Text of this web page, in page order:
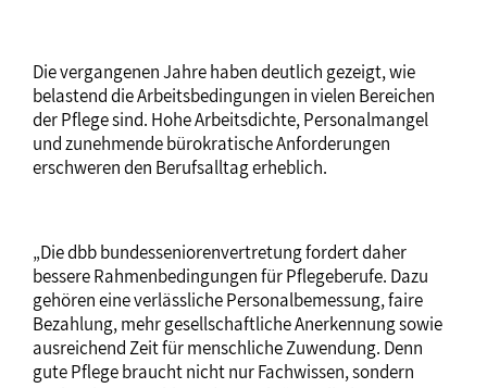
Die vergangenen Jahre haben deutlich gezeigt, wie
belastend die Arbeitsbedingungen in vielen Bereichen
der Pflege sind. Hohe Arbeitsdichte, Personalmangel
und zunehmende bürokratische Anforderungen
erschweren den Berufsalltag erheblich.
„Die dbb bundesseniorenvertretung fordert daher
bessere Rahmenbedingungen für Pflegeberufe. Dazu
gehören eine verlässliche Personalbemessung, faire
Bezahlung, mehr gesellschaftliche Anerkennung sowie
ausreichend Zeit für menschliche Zuwendung. Denn
gute Pflege braucht nicht nur Fachwissen, sondern